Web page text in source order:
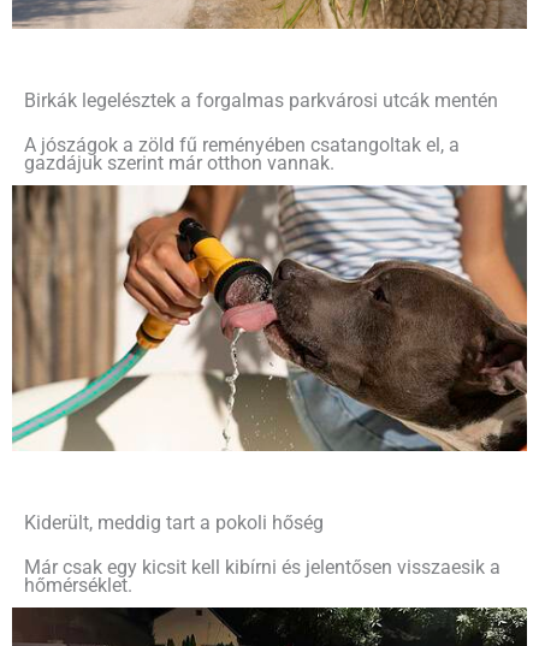
Birkák legelésztek a forgalmas parkvárosi utcák mentén
A jószágok a zöld fű reményében csatangoltak el, a
gazdájuk szerint már otthon vannak.
Kiderült, meddig tart a pokoli hőség
Már csak egy kicsit kell kibírni és jelentősen visszaesik a
hőmérséklet.